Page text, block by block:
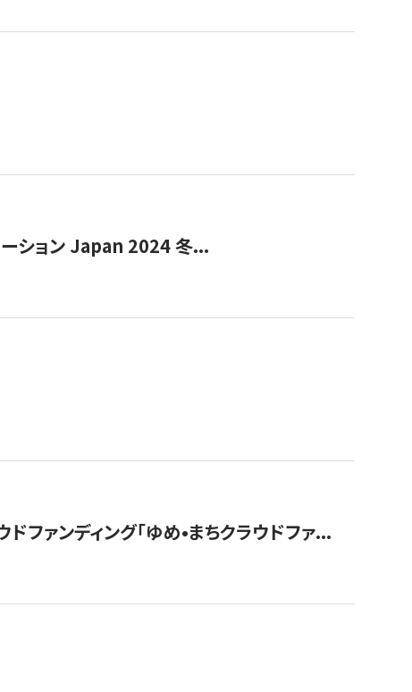
ーション Japan 2024 冬...
ファンディング「ゆめ•まちクラウドファ...